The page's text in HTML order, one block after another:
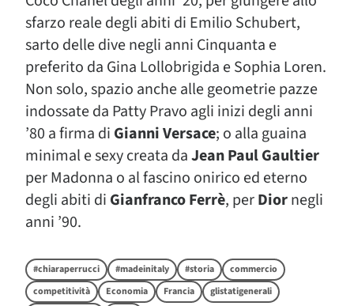
sfarzo reale degli abiti di Emilio Schubert,
sarto delle dive negli anni Cinquanta e
preferito da Gina Lollobrigida e Sophia Loren.
Non solo, spazio anche alle geometrie pazze
indossate da Patty Pravo agli inizi degli anni
’80 a firma di Gianni Versace; o alla guaina
minimal e sexy creata daJean Paul Gaultier
per Madonna o al fascino onirico ed eterno
degli abiti di Gianfranco Ferrè, perDiornegli
anni ’90.
#chiaraperrucci #madeinitaly #storia
commercio
competitività
Economia Francia
glistatigenerali